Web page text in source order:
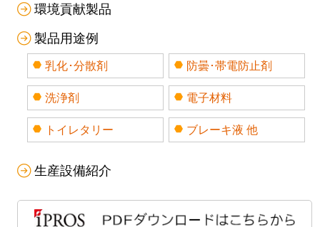
環境貢献製品
製品用途例
乳化･分散剤 防曇･帯電防止剤
洗浄剤 電子材料
トイレタリー ブレーキ液 他
生産設備紹介